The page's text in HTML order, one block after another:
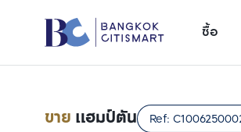
ซื้อ
ขาย แฮมป์ตัน Ref: